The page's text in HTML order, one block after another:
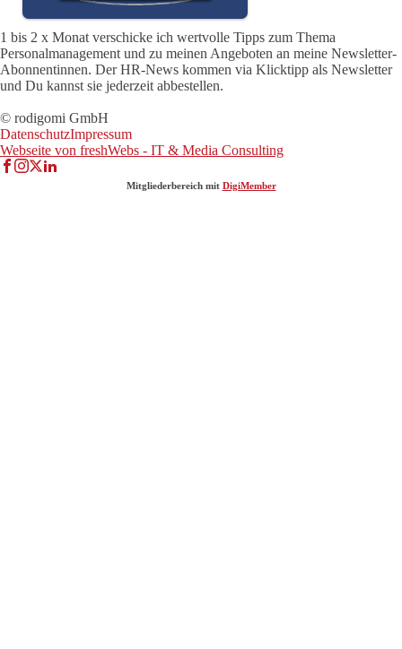
1 bis 2 x Monat verschicke ich wertvolle Tipps zum Thema
Personalmanagement und zu meinen Angeboten an meine Newsletter-
Abonnentinnen. Der HR-News kommen via Klicktipp als Newsletter
und Du kannst sie jederzeit abbestellen.
© rodigomi GmbH
DatenschutzImpressum
Webseite von freshWebs - IT & Media Consulting
Mitgliederbereich mit DigiMember